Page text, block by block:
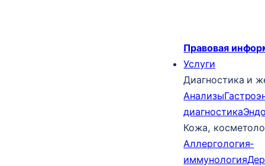
Правовая
Услуги
Диагностика и
Анализы
диагностика
Кожа,
Аллергология-
иммунология